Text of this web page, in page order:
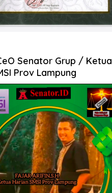
Senator Grup / Ketua
Prov Lampung